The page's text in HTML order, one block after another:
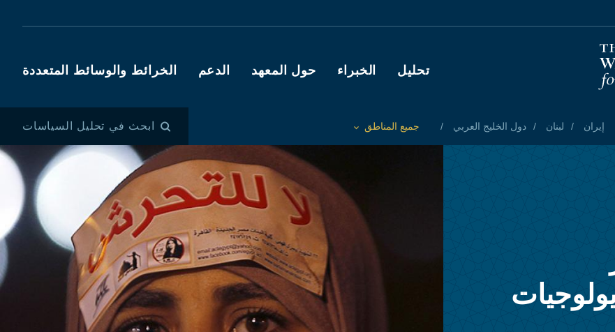
Main navigation
تحليل الخبراء حول المعهد الدعم الخرائط والوسائط المتعددة
إيران لبنان دول الخليج العربي
Toggle List of
جميع المناطق ابحث في تحليل السياسات